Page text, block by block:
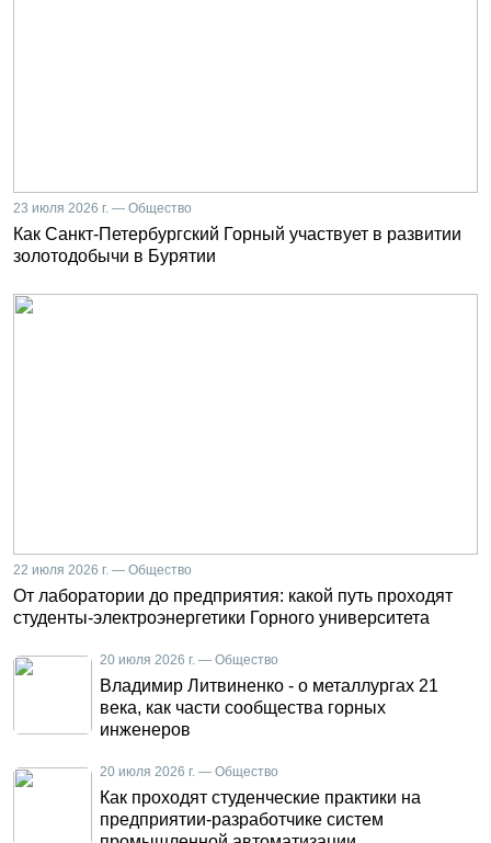
23 июля 2026 г. — Общество
Как Санкт-Петербургский Горный участвует в развитии
золотодобычи в Бурятии
22 июля 2026 г. — Общество
От лаборатории до предприятия: какой путь проходят
студенты-электроэнергетики Горного университета
20 июля 2026 г. — Общество
Владимир Литвиненко - о металлургах 21
века, как части сообщества горных
инженеров
20 июля 2026 г. — Общество
Как проходят студенческие практики на
предприятии-разработчике систем